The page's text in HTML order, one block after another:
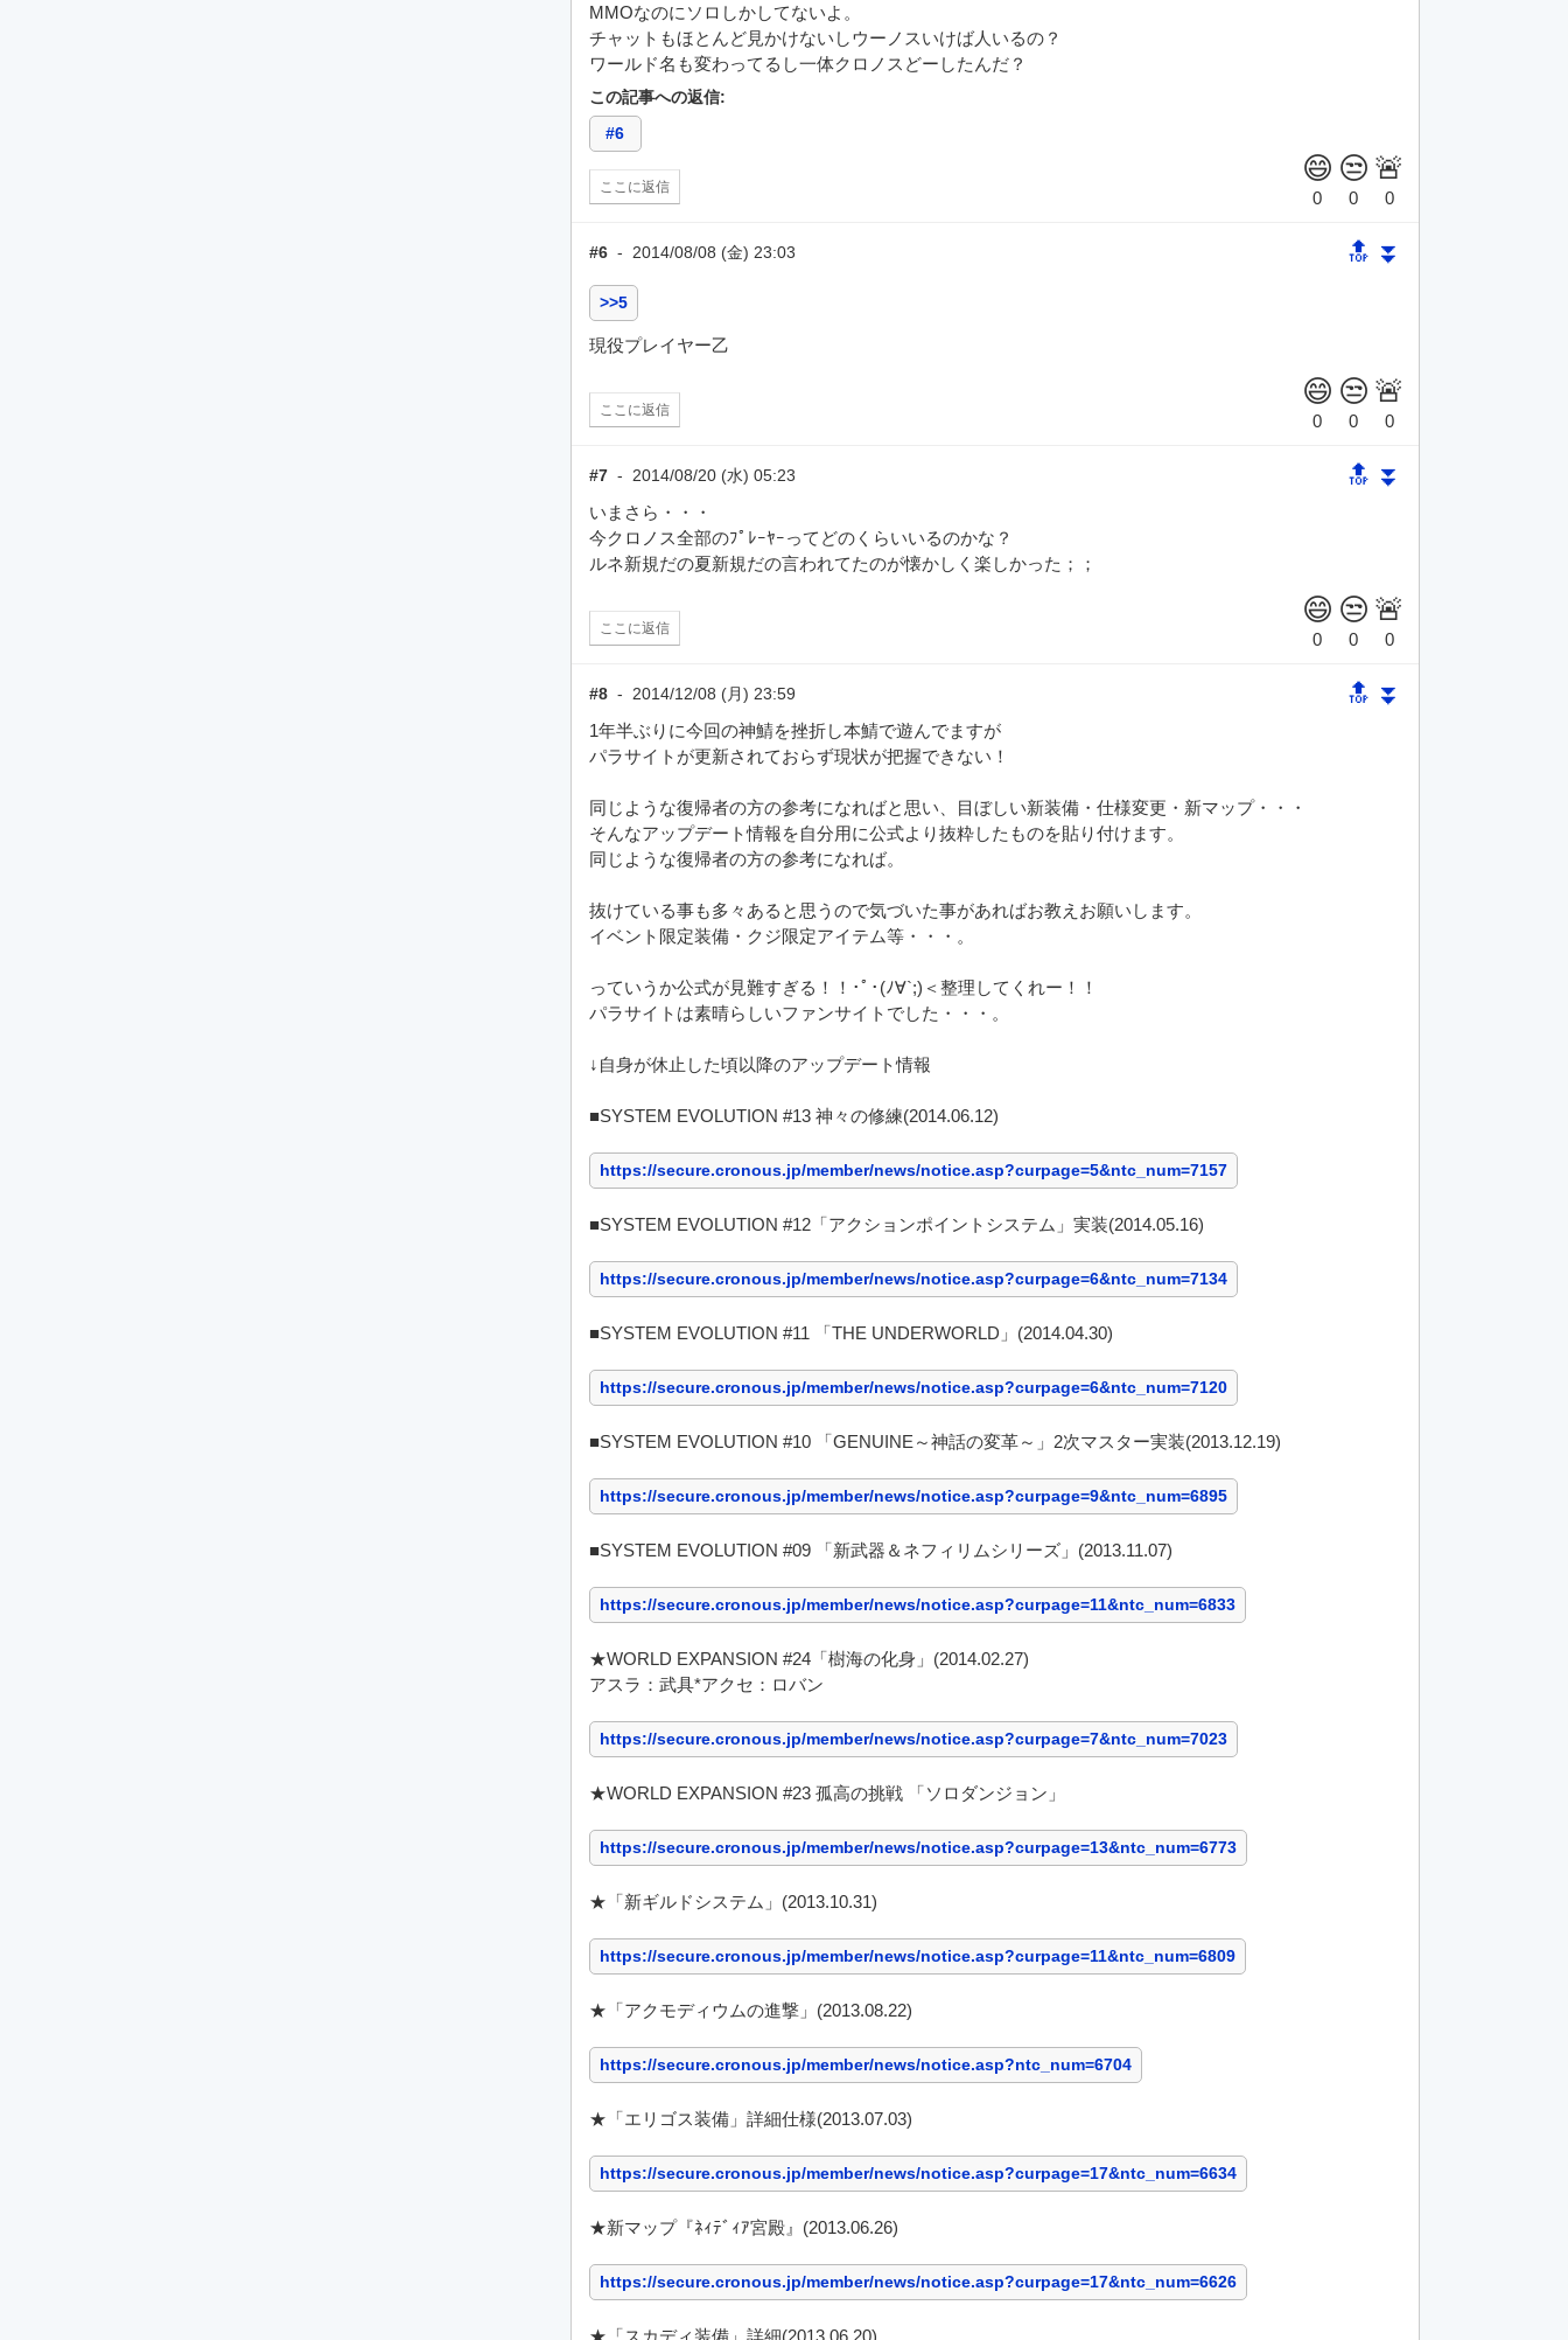
MMOなのにソロしかしてないよ。
チャットもほとんど見かけないしウーノスいけば人いるの？
ワールド名も変わってるし一体クロノスどーしたんだ？
この記事への返信:
#6
ここに返信
#6 - 2014/08/08 (金) 23:03 🔝 ⏬
>>5
現役プレイヤー乙
ここに返信
#7 - 2014/08/20 (水) 05:23 🔝 ⏬
いまさら・・・
今クロノス全部のﾌﾟﾚｰﾔｰってどのくらいいるのかな？
ルネ新規だの夏新規だの言われてたのが懐かしく楽しかった；；
ここに返信
#8 - 2014/12/08 (月) 23:59 🔝 ⏬
1年半ぶりに今回の神鯖を挫折し本鯖で遊んでますが
パラサイトが更新されておらず現状が把握できない！
同じような復帰者の方の参考になればと思い、目ぼしい新装備・仕様変更・新マップ・・・
そんなアップデート情報を自分用に公式より抜粋したものを貼り付けます。
同じような復帰者の方の参考になれば。
抜けている事も多々あると思うので気づいた事があればお教えお願いします。
イベント限定装備・クジ限定アイテム等・・・。
っていうか公式が見難すぎる！！･ﾟ･(ﾉ∀`;)＜整理してくれー！！
パラサイトは素晴らしいファンサイトでした・・・。
↓自身が休止した頃以降のアップデート情報
■SYSTEM EVOLUTION #13 神々の修練(2014.06.12)
https://secure.cronous.jp/member/news/notice.asp?curpage=5&ntc_num=7157
■SYSTEM EVOLUTION #12「アクションポイントシステム」実装(2014.05.16)
https://secure.cronous.jp/member/news/notice.asp?curpage=6&ntc_num=7134
■SYSTEM EVOLUTION #11 「THE UNDERWORLD」(2014.04.30)
https://secure.cronous.jp/member/news/notice.asp?curpage=6&ntc_num=7120
■SYSTEM EVOLUTION #10 「GENUINE～神話の変革～」2次マスター実装(2013.12.19)
https://secure.cronous.jp/member/news/notice.asp?curpage=9&ntc_num=6895
■SYSTEM EVOLUTION #09 「新武器＆ネフィリムシリーズ」(2013.11.07)
https://secure.cronous.jp/member/news/notice.asp?curpage=11&ntc_num=6833
★WORLD EXPANSION #24「樹海の化身」(2014.02.27)
アスラ：武具*アクセ：ロバン
https://secure.cronous.jp/member/news/notice.asp?curpage=7&ntc_num=7023
★WORLD EXPANSION #23 孤高の挑戦 「ソロダンジョン」
https://secure.cronous.jp/member/news/notice.asp?curpage=13&ntc_num=6773
★「新ギルドシステム」(2013.10.31)
https://secure.cronous.jp/member/news/notice.asp?curpage=11&ntc_num=6809
★「アクモディウムの進撃」(2013.08.22)
https://secure.cronous.jp/member/news/notice.asp?ntc_num=6704
★「エリゴス装備」詳細仕様(2013.07.03)
https://secure.cronous.jp/member/news/notice.asp?curpage=17&ntc_num=6634
★新マップ『ﾈｨﾃﾞｨｱ宮殿』(2013.06.26)
https://secure.cronous.jp/member/news/notice.asp?curpage=17&ntc_num=6626
★「スカディ装備」詳細(2013.06.20)